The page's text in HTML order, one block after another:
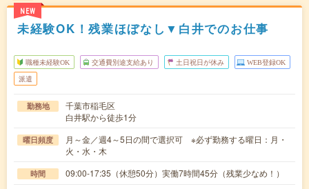
NEW
未経験OK！残業ほぼなし▼白井でのお仕事
職種未経験OK 交通費別途支給あり 土日祝日が休み WEB登録OK
派遣
勤務地
千葉市稲毛区
白井駅から徒歩1分
曜日頻度
月～金／週4～5日の間で選択可 ※必ず勤務する曜日：月・
火・水・木
時間 09:00-17:35（休憩50分）実働7時間45分（残業少なめ！）